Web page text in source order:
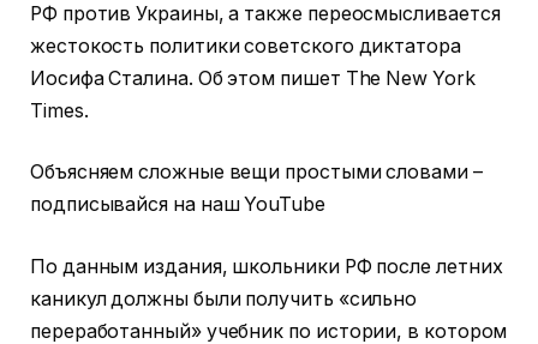
РФ против Украины, а также переосмысливается
жестокость политики советского диктатора
Иосифа Сталина. Об этом пишет The New York
Times.
Объясняем сложные вещи простыми словами –
подписывайся на наш YouTube
По данным издания, школьники РФ после летних
каникул должны были получить «сильно
переработанный» учебник по истории, в котором